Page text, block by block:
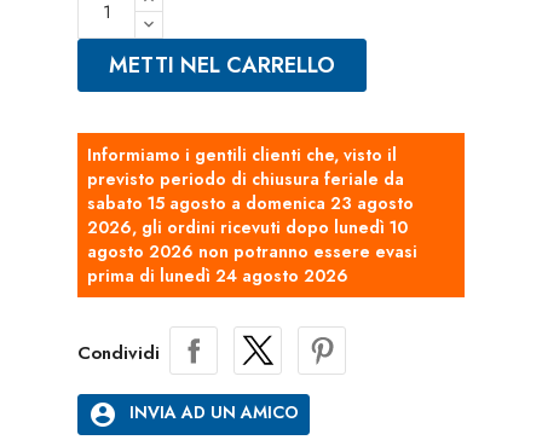
METTI NEL CARRELLO
Informiamo i gentili clienti che, visto il
previsto periodo di chiusura feriale da
sabato 15 agosto a domenica 23 agosto
2026, gli ordini ricevuti dopo lunedì 10
agosto 2026 non potranno essere evasi
prima di lunedì 24 agosto 2026
Condividi
account_circle INVIA AD UN AMICO